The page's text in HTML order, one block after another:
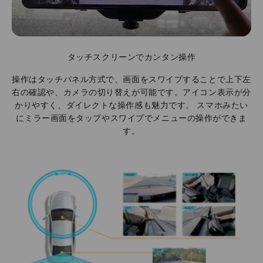
タッチスクリーンでカンタン操作
操作はタッチパネル方式で、画面をスワイプすることで上下左
右の確認や、カメラの切り替えが可能です。アイコン表示が分
かりやすく、ダイレクトな操作感も魅力です。 スマホみたい
にミラー画面をタップやスワイプでメニューの操作ができま
す。